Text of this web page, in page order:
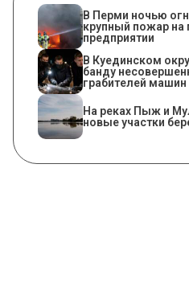
​В Перми ночью
крупный пожар
предприятии
В Куединском
банду
грабителей машин
На реках Пыж и
новые участки